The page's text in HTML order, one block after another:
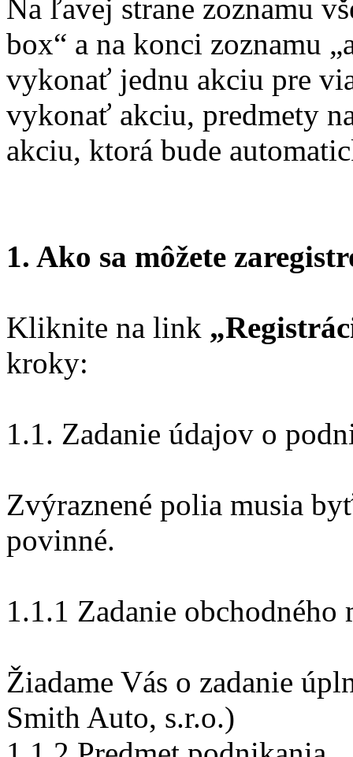
Na ľavej strane zoznamu
box“ a na konci zoznamu
vykonať jednu akciu pre
vykonať akciu, predmety
akciu, ktorá bude
1. Ako sa môžete
Kliknite na link
kroky:
1.1. Zadanie údajov o
Zvýraznené polia musia
povinné.
1.1.1 Zadanie obchodného
Žiadame Vás o zadanie
Smith Auto, s.r.o.)